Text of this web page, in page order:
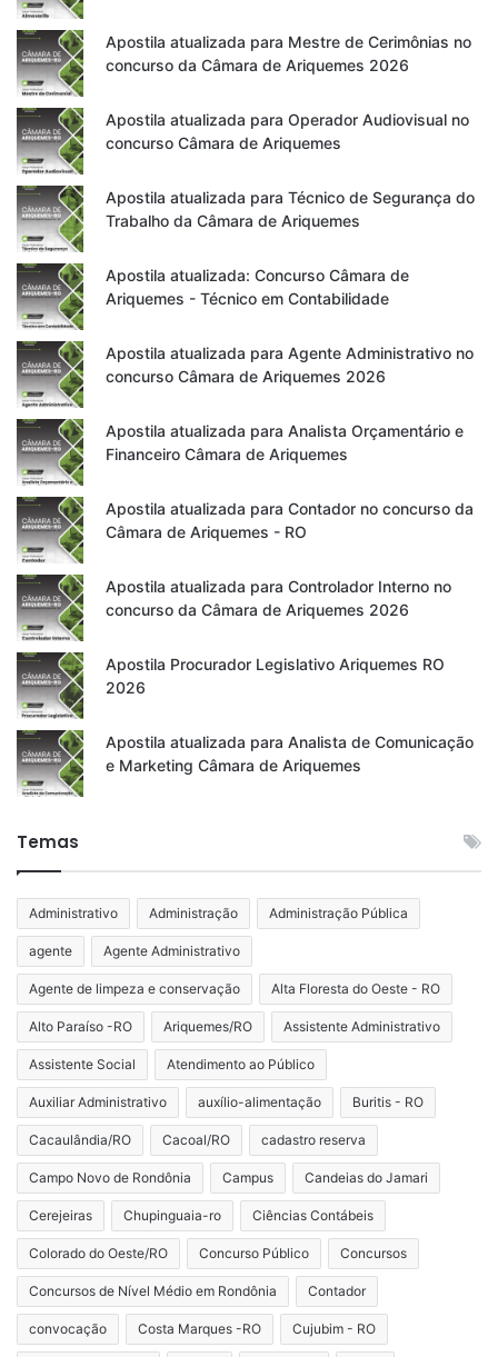
Apostila atualizada para Mestre de Cerimônias no
concurso da Câmara de Ariquemes 2026
Apostila atualizada para Operador Audiovisual no
concurso Câmara de Ariquemes
Apostila atualizada para Técnico de Segurança do
Trabalho da Câmara de Ariquemes
Apostila atualizada: Concurso Câmara de
Ariquemes - Técnico em Contabilidade
Apostila atualizada para Agente Administrativo no
concurso Câmara de Ariquemes 2026
Apostila atualizada para Analista Orçamentário e
Financeiro Câmara de Ariquemes
Apostila atualizada para Contador no concurso da
Câmara de Ariquemes - RO
Apostila atualizada para Controlador Interno no
concurso da Câmara de Ariquemes 2026
Apostila Procurador Legislativo Ariquemes RO
2026
Apostila atualizada para Analista de Comunicação
e Marketing Câmara de Ariquemes
Temas
Administrativo Administração Administração Pública
agente Agente Administrativo
Agente de limpeza e conservação Alta Floresta do Oeste - RO
Alto Paraíso -RO Ariquemes/RO Assistente Administrativo
Assistente Social Atendimento ao Público
Auxiliar Administrativo auxílio-alimentação Buritis - RO
Cacaulândia/RO Cacoal/RO cadastro reserva
Campo Novo de Rondônia Campus Candeias do Jamari
Cerejeiras Chupinguaia-ro Ciências Contábeis
Colorado do Oeste/RO Concurso Público Concursos
Concursos de Nível Médio em Rondônia Contador
convocação Costa Marques -RO Cujubim - RO